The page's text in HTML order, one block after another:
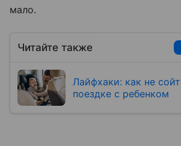
мало.
Читайте также
Лайфхаки: как не
поездке с ребенком